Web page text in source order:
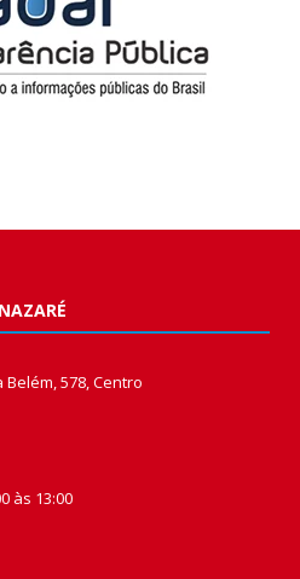
578, Centro
às 13:00